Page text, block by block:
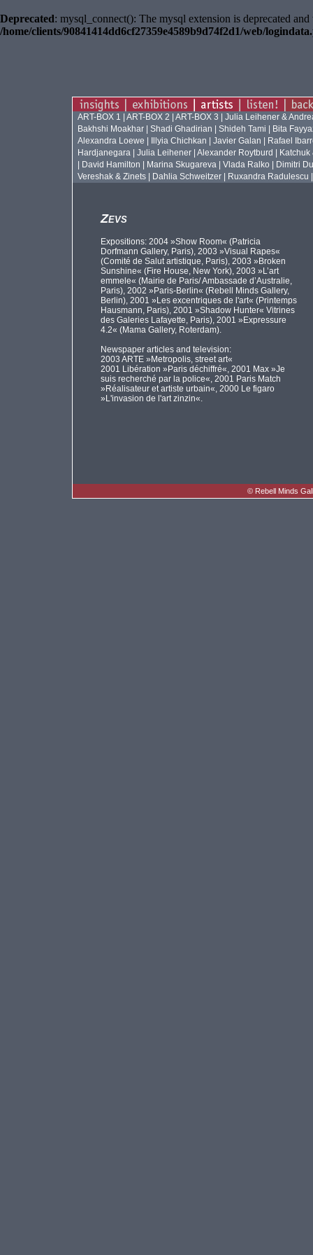
Deprecated: mysql_connect(): The mysql extension is deprecated
/home/clients/90841414dd6cf27359e4589b9d74f2d1/web/
ART-BOX 1 ART-BOX 2 ART-BOX 3
Julia Leihener &
Bakhshi Moakhar| Shadi Ghadirian Shideh Tami
Bita
Alexandra Loewe
Illyia Chichkan Javier Galan
Rafael
Hardjanegara| Julia Leihener| Alexander Roytburd
David Hamilton Marina Skugareva| Vlada Ralko
Dimitri
Vereshak & Zinets| Dahlia Schweitzer| Ruxandra Radulescu
Zevs
Expositions: 2004 »Show Room« (Patricia
Dorfmann Gallery, Paris), 2003 »Visual Rapes«
(Comité de Salut artistique, Paris), 2003 »Broken
Sunshine« (Fire House, New York), 2003 »L’art
emmele« (Mairie de Paris/ Ambassade d’Australie,
Paris), 2002 »Paris-Berlin« (Rebell Minds Gallery,
Berlin), 2001 »Les excentriques de l'art« (Printemps
Hausmann, Paris), 2001 »Shadow Hunter« Vitrines
des Galeries Lafayette, Paris), 2001 »Expressure
4.2« (Mama Gallery, Roterdam).
Newspaper articles and television:
2003 ARTE »Metropolis, street art«
2001 Libération »Paris déchiffré«, 2001 Max »Je
suis recherché par la police«, 2001 Paris Match
»Réalisateur et artiste urbain«, 2000 Le figaro
»L'invasion de l'art zinzin«.
© Rebell Minds